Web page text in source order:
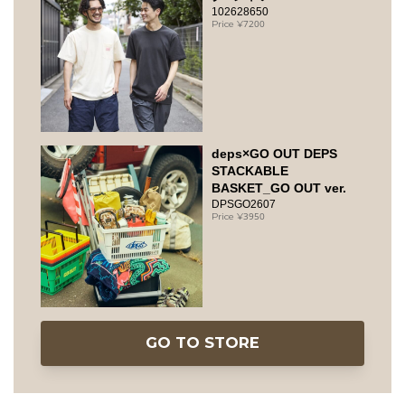
102628650
7200
deps×GO OUT DEPS
STACKABLE
BASKET_GO OUT ver.
DPSGO2607
3950
GO TO STORE